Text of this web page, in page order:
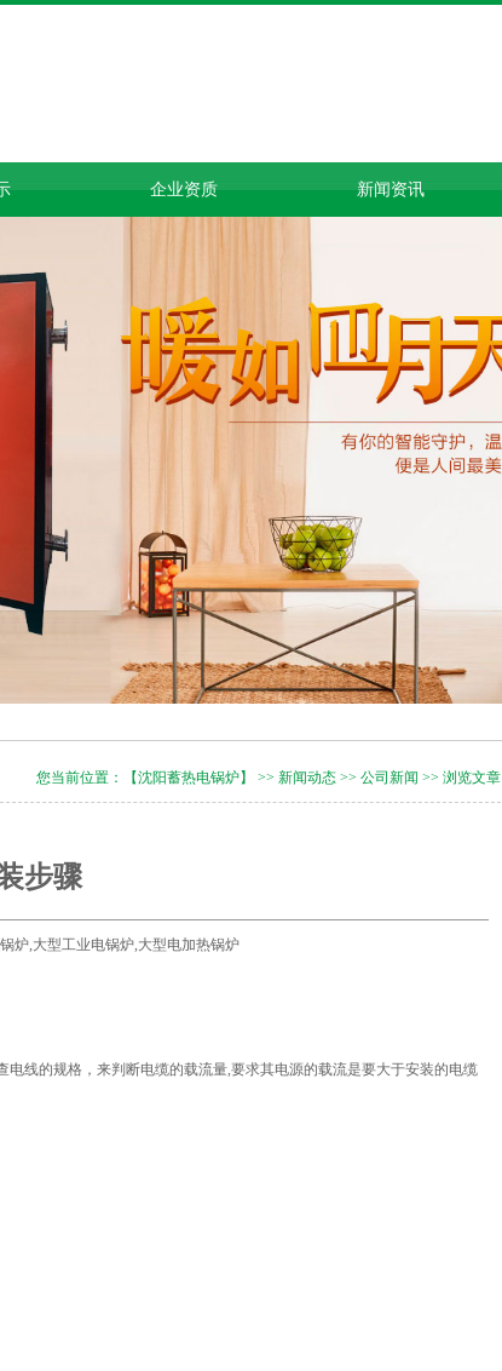
企业资质 新闻资讯
您当前位置： 【沈阳蓄热电锅炉】 >> 新闻动态 >> 公司新闻 >> 浏览文章
步骤
炉,大型工业电锅炉,大型电加热锅炉
线的规格，来判断电缆的载流量,要求其电源的载流是要大于安装的电缆